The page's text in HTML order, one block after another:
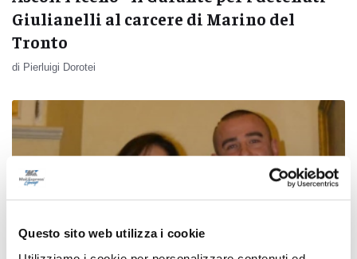
Questo sito web utilizza i cookie
Giulianelli al carcere di Marino del
Tronto
di Pierluigi Dorotei